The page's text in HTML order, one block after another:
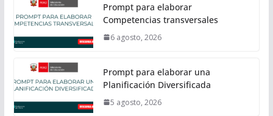
Prompt para elaborar
Competencias transversales
6 agosto, 2026
Prompt para elaborar una
Planificación Diversificada
5 agosto, 2026